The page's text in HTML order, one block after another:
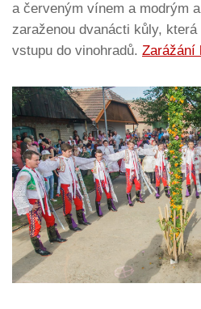
a červeným vínem a modrým
zaraženou dvanácti kůly,
vstupu do vinohradů. Zarážání